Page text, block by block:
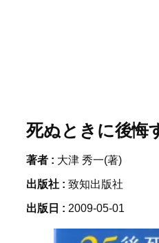
死ぬときに後悔
著者 : 大津 秀一(著)
出版社 : 致知出版社
出版日 : 2009-05-01